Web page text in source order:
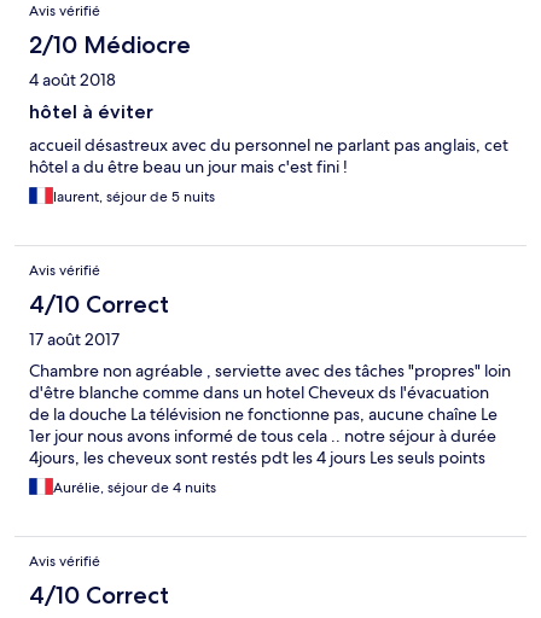
Avis vérifié
2/10 Médiocre
4 août 2018
hôtel à éviter
accueil désastreux avec du personnel ne parlant pas anglais, cet
hôtel a du être beau un jour mais c'est fini !
laurent, séjour de 5 nuits
Avis vérifié
4/10 Correct
17 août 2017
Chambre non agréable , serviette avec des tâches "propres" loin
d'être blanche comme dans un hotel Cheveux ds l'évacuation
de la douche La télévision ne fonctionne pas, aucune chaîne Le
1er jour nous avons informé de tous cela .. notre séjour à durée
4jours, les cheveux sont restés pdt les 4 jours Les seuls points
positifs l'accueil et le sourir des jeunes filles au restaurant, et
l'environnement calme et agréable
Aurélie, séjour de 4 nuits
Avis vérifié
4/10 Correct